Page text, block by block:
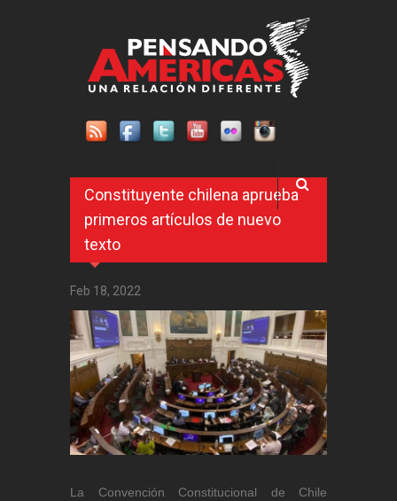
Constituyente chilena aprueba
primeros artículos de nuevo
texto
Feb 18, 2022
La Convención Constitucional de Chile